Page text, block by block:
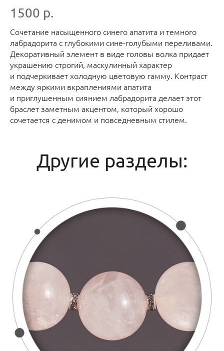
1500 р.
Сочетание насыщенного синего апатита и темного
лабрадорита с глубокими сине-голубыми переливами.
Декоративный элемент в виде головы волка придает
украшению строгий, маскулинный характер
и подчеркивает холодную цветовую гамму. Контраст
между яркими вкраплениями апатита
и приглушенным сиянием лабрадорита делает этот
браслет заметным акцентом, который хорошо
сочетается с денимом и повседневным стилем.
Другие разделы: